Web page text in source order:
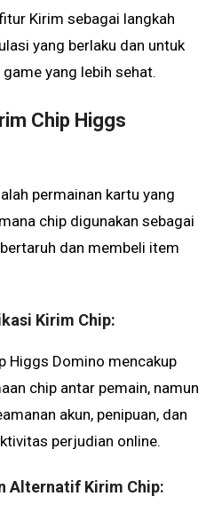
Kirim sebagai langkah
yang berlaku dan untuk
yang lebih sehat.
Chip Higgs
permainan kartu yang
chip digunakan sebagai
dan membeli item
Kirim Chip:
Higgs Domino mencakup
chip antar pemain, namun
akun, penipuan, dan
perjudian online.
Alternatif Kirim Chip: